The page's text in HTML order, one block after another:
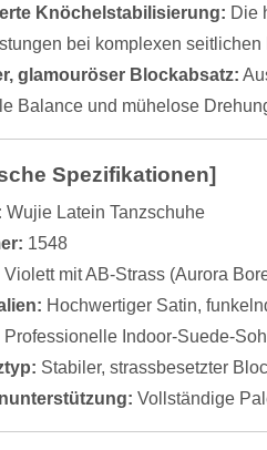
Knöchelstabilisierung: Die
bei komplexen seitlichen
glamouröser Blockabsatz:
Balance und mühelose
Spezifikationen]
Wujie Latein Tanzschuhe
1548
Violett mit AB-Strass (Aurora
Hochwertiger Satin,
Professionelle Indoor-Suede-
Stabiler, strassbesetzter
Vollständige